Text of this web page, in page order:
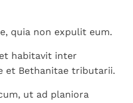
quia non expulit eum.
habitavit inter
et Bethanitae tributarii.
ut ad planiora